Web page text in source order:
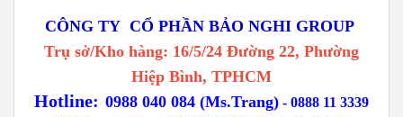
CÔNG TY CỔ PHẦN BẢO NGHI GROUP
Trụ sở/Kho hàng: 16/5/24 Đường 22, Phường
Hiệp Bình, TPHCM
Hotline: 0988 040 084 (Ms.Trang) - 0888 11 3339